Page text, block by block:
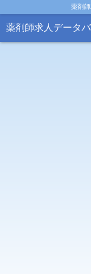
薬剤
薬剤師求人データ